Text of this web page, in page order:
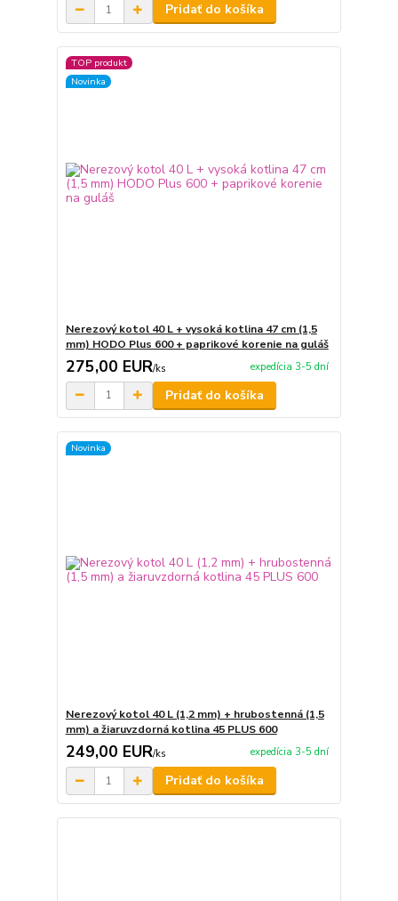
Pridať do košíka
TOP produkt
Novinka
Nerezový kotol 40 L + vysoká kotlina 47 cm (1,5
mm) HODO Plus 600 + paprikové korenie na guláš
275,00 EUR/ks expedícia 3-5 dní
Pridať do košíka
Novinka
Nerezový kotol 40 L (1,2 mm) + hrubostenná (1,5
mm) a žiaruvzdorná kotlina 45 PLUS 600
249,00 EUR/ks expedícia 3-5 dní
Pridať do košíka